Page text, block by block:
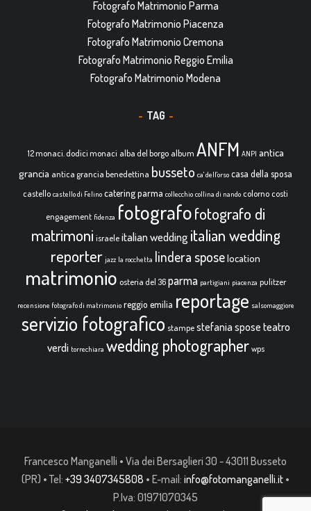
Fotografo Matrimonio Parma
Fotografo Matrimonio Piacenza
Fotografo Matrimonio Cremona
Fotografo Matrimonio Reggio Emilia
Fotografo Matrimonio Modena
TAG
12 monaci. dodici monaci alba del borgo album ANFM ANPI antica
grancia antica grancia benedettina busseto ca' dell'orso casa della sposa
castello castello di Felino catering parma collecchio collina di nando colorno costi
engagement fidenza fotografofotografo di
matrimoni israele italian wedding italian wedding
reporter jazz la rocchetta lindera sposelocation
matrimonio osteria del 36parma partigiani piacenza pulitzer
recensione fotografo di matrimonio reggio emilia reportage salsomaggiore
servizio fotografico stampe stefania spose teatro
verdi torrechiara wedding photographer wps
Francesco Manganelli • Via dei Bersaglieri 30 - 43011 Busseto
(PR) • Tel: +39 3407345808 • E-mail: info@fotomanganelli.it •
P.Iva: 01971070345